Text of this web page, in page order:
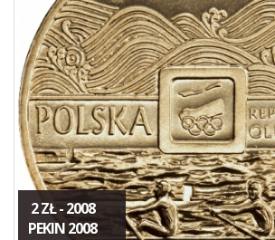
2 ZŁ - 2008
PEKIN 2008